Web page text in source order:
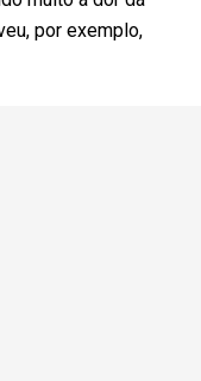
por exemplo,